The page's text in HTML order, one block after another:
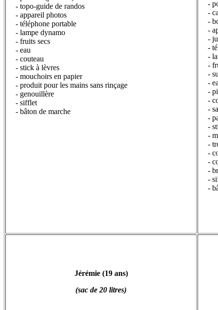
- topo-guide de randos
- appareil photos
- téléphone portable
- lampe dynamo
- fruits secs
- eau
- couteau
- stick à lèvres
- mouchoirs en papier
- produit pour les mains sans rinçage
- genouillère
- sifflet
- bâton de marche
-
-
-
-
-
-
-
-
-
-
-
-
-
-
-
-
-
-
-
-
-
-
Jérémie (19 ans)
(sac de 20 litres)